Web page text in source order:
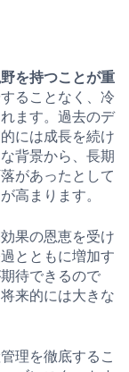
を持つことが重
ることなく、冷
ます。過去のデ
には成長を続け
背景から、長期
があったとして
高まります。
果の恩恵を受け
とともに増加す
待できるので
来的には大きな
理を徹底するこ